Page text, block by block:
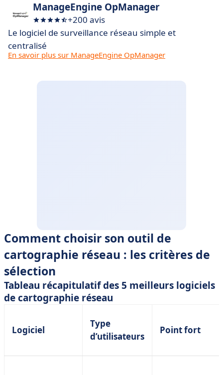
ManageEngine OpManager
+200 avis
Le logiciel de surveillance réseau simple et
centralisé
En savoir plus sur ManageEngine OpManager
Comment choisir son outil de
cartographie réseau : les critères de
sélection
Tableau récapitulatif des 5 meilleurs logiciels
de cartographie réseau
Logiciel
Type
d’utilisateurs
Point fort